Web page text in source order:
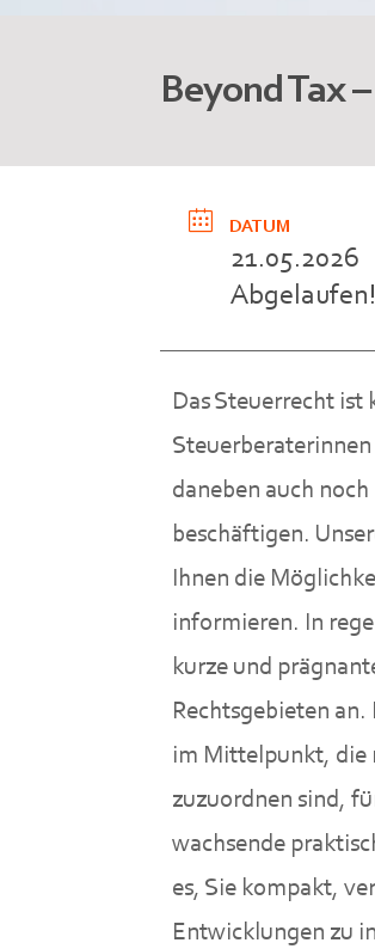
Beyond Tax
DATUM
21.05.2026
Abgelaufen!
Das Steuerrecht
daneben auch
beschäftigen.
Ihnen die
informieren. In
kurze und
Rechtsgebieten
im Mittelpunkt, die
zuzuordnen sind,
wachsende
es, Sie kompakt,
Entwicklungen zu